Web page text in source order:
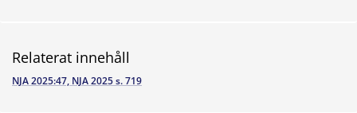
Relaterat innehåll
NJA 2025:47, NJA 2025 s. 719